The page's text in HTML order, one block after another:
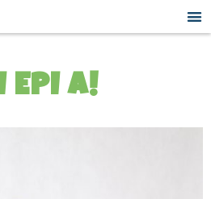
EPI A!